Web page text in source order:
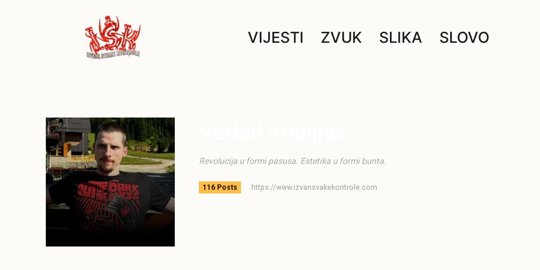
VIJESTI ZVUK SLIKA SLOVO
Revolucija u formi pasusa. Estetika u formi bunta.
116 Posts https://www.izvansvakekontrole.com